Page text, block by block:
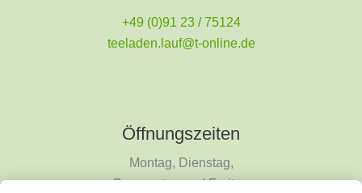
+49 (0)91 23 / 75124
teeladen.lauf@t-online.de
Öffnungszeiten
Montag, Dienstag,
Donnerstag und Freitag